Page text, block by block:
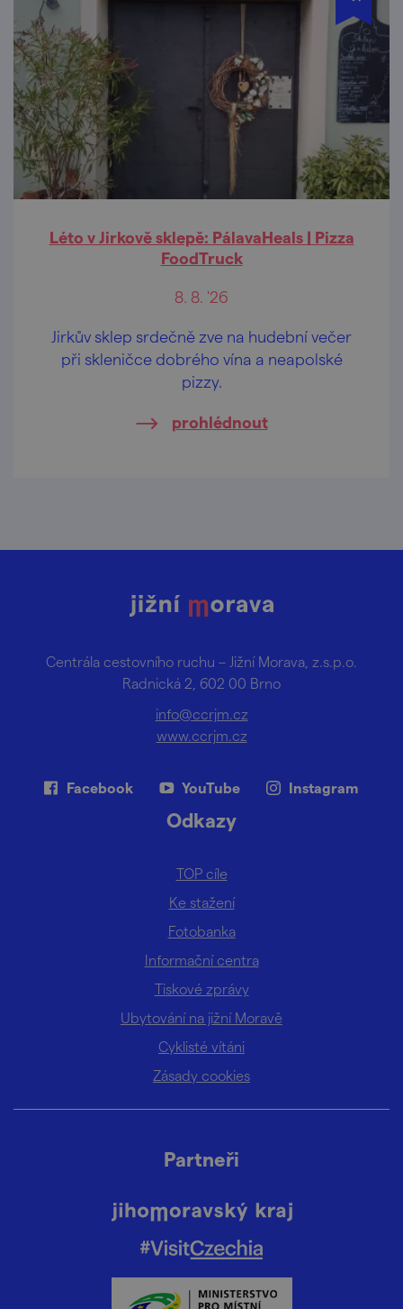
Léto v Jirkově sklepě: PálavaHeals | Pizza
FoodTruck
8. 8. '26
Jirkův sklep srdečně zve na hudební večer
při skleničce dobrého vína a neapolské
pizzy.
prohlédnout
Centrála cestovního ruchu – Jižní Morava, z.s.p.o.
Radnická 2, 602 00 Brno
info@ccrjm.cz
www.ccrjm.cz
Facebook YouTube Instagram
Odkazy
TOP cíle
Ke stažení
Fotobanka
Informační centra
Tiskové zprávy
Ubytování na jižní Moravě
Cyklisté vítáni
Zásady cookies
Partneři